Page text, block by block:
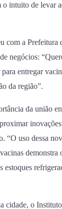
intuito de levar
com a Prefeitura
negócios:
entregar
da região”.
da união
“O uso dessa
cidade, o